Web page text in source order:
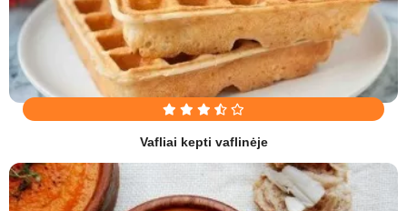
Vafliai kepti vaflinėje